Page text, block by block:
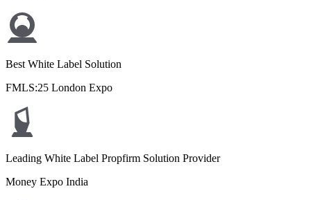
Best White Label Solution
FMLS:25 London Expo
Leading White Label Propfirm Solution Provider
Money Expo India